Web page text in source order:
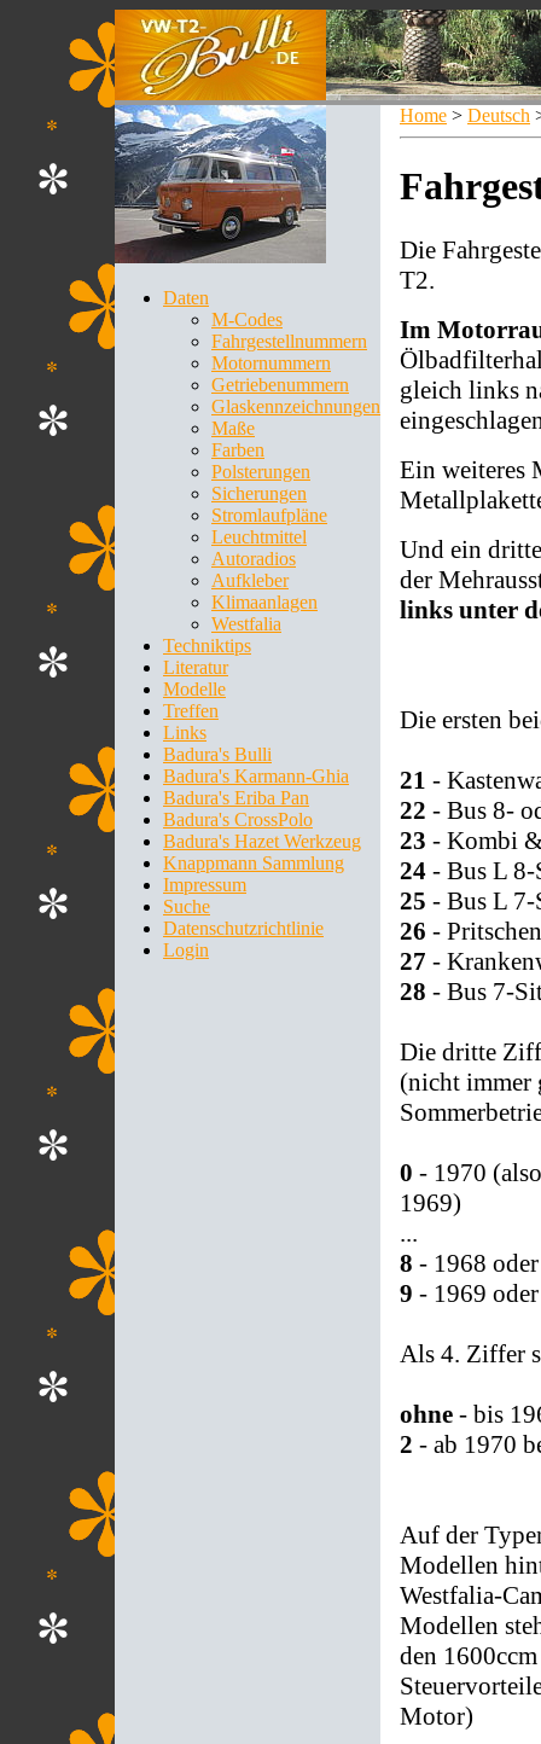
Daten
M-Codes
Fahrgestellnummern
Motornummern
Getriebenummern
Glaskennzeichnungen
Maße
Farben
Polsterungen
Sicherungen
Stromlaufpläne
Leuchtmittel
Autoradios
Aufkleber
Klimaanlagen
Westfalia
Techniktips
Literatur
Modelle
Treffen
Links
Badura's Bulli
Badura's Karmann-Ghia
Badura's Eriba Pan
Badura's CrossPolo
Badura's Hazet Werkzeug
Knappmann Sammlung
Impressum
Suche
Datenschutzrichtlinie
Login
Home > Deutsch
Die
T2.
Im
gleich links
Ein weiteres
Und ein
der
links unter
Die ersten
21 -
22 - Bus 8-
23 - Kombi
24 - Bus L 8-
25 - Bus L 7-
26 -
27 -
28 - Bus 7-
Die dritte
(nicht immer
0 - 1970
1969)
...
8 - 1968
9 - 1969
Als 4. Ziffer
ohne - bis
2 - ab 1970
Auf der
Modellen
Westfalia-
Modellen
den
Motor)